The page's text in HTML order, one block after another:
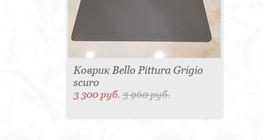
Коврик Bello Pittura Grigio
scuro
3 300 руб.3 960 руб.